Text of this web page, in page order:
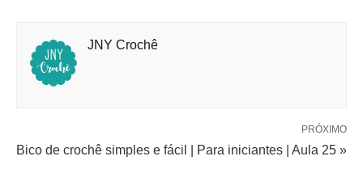
JNY Crochê
PRÓXIMO
Bico de crochê simples e fácil | Para iniciantes | Aula 25 »